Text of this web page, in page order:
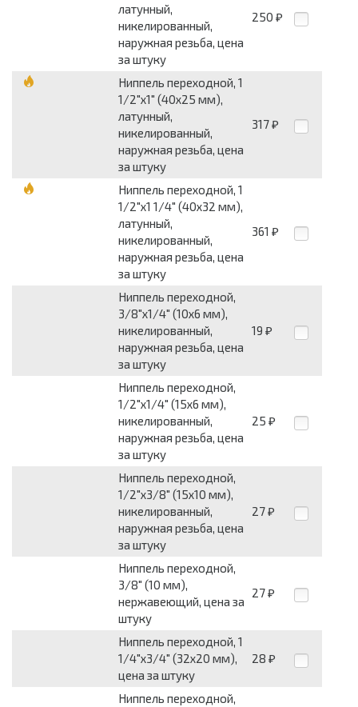
латунный,
никелированный,
наружная резьба, цена
за штуку
250 ₽
Ниппель переходной, 1
1/2"х1" (40х25 мм),
латунный,
никелированный,
наружная резьба, цена
за штуку
317 ₽
Ниппель переходной, 1
1/2"х1 1/4" (40х32 мм),
латунный,
никелированный,
наружная резьба, цена
за штуку
361 ₽
Ниппель переходной,
3/8"х1/4" (10х6 мм),
никелированный,
наружная резьба, цена
за штуку
19 ₽
Ниппель переходной,
1/2"х1/4" (15х6 мм),
никелированный,
наружная резьба, цена
за штуку
25 ₽
Ниппель переходной,
1/2"х3/8" (15х10 мм),
никелированный,
наружная резьба, цена
за штуку
27 ₽
Ниппель переходной,
3/8" (10 мм),
нержавеющий, цена за
штуку
27 ₽
Ниппель переходной, 1
1/4"х3/4" (32х20 мм),
цена за штуку
28 ₽
Ниппель переходной,